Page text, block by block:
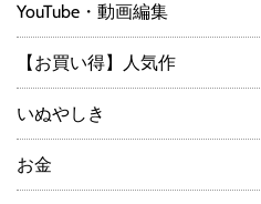
YouTube・動画編集
【お買い得】人気作
いぬやしき
お金